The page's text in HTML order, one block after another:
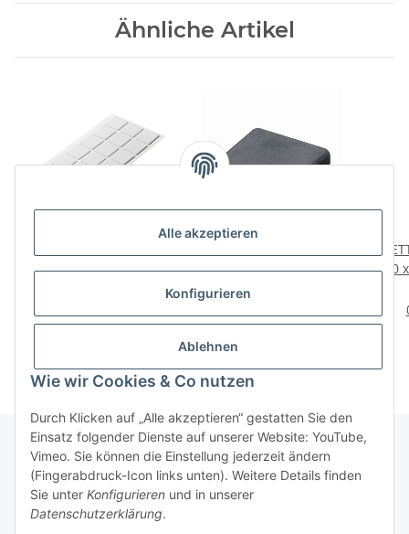
Alle akzeptieren
Konfigurieren
Ablehnen
Wie wir Cookies & Co nutzen
Durch Klicken auf „Alle akzeptieren“ gestatten Sie den
Einsatz folgender Dienste auf unserer Website: YouTube,
Vimeo. Sie können die Einstellung jederzeit ändern
(Fingerabdruck-Icon links unten). Weitere Details finden
Sie unter Konfigurieren und in unserer
Datenschutzerklärung.
Ähnliche Artikel
x 30mm, weiß, 15 Stück
30 x 30 mm, Kunststoff,
schwarz, 4 Stück
2,99 €
Über uns